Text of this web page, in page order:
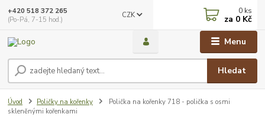
Menu
CZK
Hledat
+420 518 372 265
(Po-Pá, 7-15 hod.)
0 ks
za 0 Kč
Úvod Poličky na kořenky
Polička na kořenky 718 - polička s osmi
skleněnými kořenkami